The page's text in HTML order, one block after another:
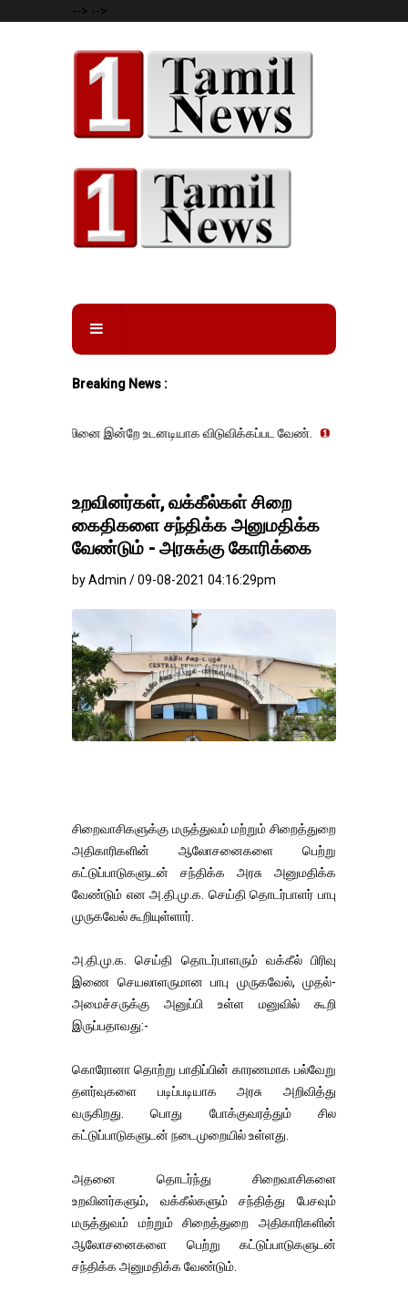
--> -->
Breaking News :
இன்றே உடனடியாக விடுவிக்கப்பட வேண். எதிர்க்கட்சித் தலைவர்
உறவினர்கள், வக்கீல்கள் சிறை
கைதிகளை சந்திக்க அனுமதிக்க
வேண்டும் - அரசுக்கு கோரிக்கை
by Admin / 09-08-2021 04:16:29pm
சிறைவாசிகளுக்கு மருத்துவம் மற்றும் சிறைத்துறை
அதிகாரிகளின் ஆலோசனைகளை பெற்று
கட்டுப்பாடுகளுடன் சந்திக்க அரசு அனுமதிக்க
வேண்டும் என அ.தி.மு.க. செய்தி தொடர்பாளர் பாபு
முருகவேல் கூறியுள்ளார்.
அ.தி.மு.க. செய்தி தொடர்பாளரும் வக்கீல் பிரிவு
இணை செயலாளருமான பாபு முருகவேல், முதல்-
அமைச்சருக்கு அனுப்பி உள்ள மனுவில் கூறி
இருப்பதாவது:-
கொரோனா தொற்று பாதிப்பின் காரணமாக பல்வேறு
தளர்வுகளை படிப்படியாக அரசு அறிவித்து
வருகிறது. பொது போக்குவரத்தும் சில
கட்டுப்பாடுகளுடன் நடைமுறையில் உள்ளது.
அதனை தொடர்ந்து சிறைவாசிகளை
உறவினர்களும், வக்கீல்களும் சந்தித்து பேசவும்
மருத்துவம் மற்றும் சிறைத்துறை அதிகாரிகளின்
ஆலோசனைகளை பெற்று கட்டுப்பாடுகளுடன்
சந்திக்க அனுமதிக்க வேண்டும்.